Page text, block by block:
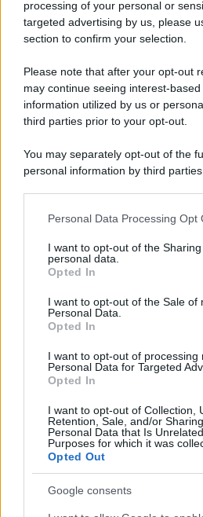
processing of your personal or
targeted advertising by us, please
section to confirm your selection.
Please note that after your opt-out
may continue seeing interest-
information utilized by us or
third parties prior to your opt-out.
You may separately opt-out of the
personal information by third
This information may also be
disclose it to other third parties.
Please note that this website/app
services and may gather and store
not limited to your visit or usage
grant or deny consent to Google
consent section.
Personal Data Processing Opt
I want to opt-out of the
personal data.
Opted In
I want to opt-out of the Sale of
Personal Data.
Opted In
I want to opt-out of processing
Personal Data for Targeted
Opted In
I want to opt-out of Collection,
Retention, Sale, and/or
Personal Data that Is
Purposes for which it was
Opted Out
Google consents
Gameland
Hig Tech Mag
Lgbtqia News
Motors Magazine 365
Day Travel 365
Cineverse Magazine
SecondHomeMagazine
Francia
Investieren24
News Hub UK
Lgbtq News